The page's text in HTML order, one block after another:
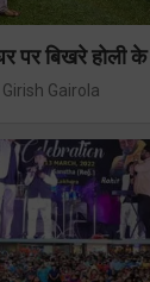
पर बिखरे होली के
Girish Gairola